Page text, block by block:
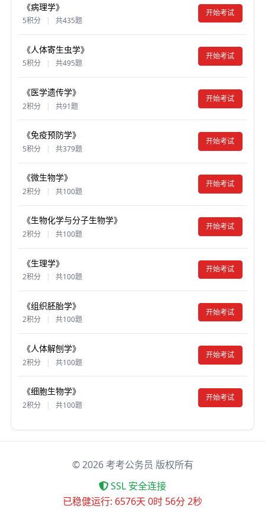
《病理学》
5积分 | 共435题
开始考试
《人体寄生虫学》
5积分 | 共495题
开始考试
《医学遗传学》
2积分 | 共91题
开始考试
《免疫预防学》
5积分 | 共379题
开始考试
《微生物学》
2积分 | 共100题
开始考试
《生物化学与分子生物学》
2积分 | 共100题
开始考试
《生理学》
2积分 | 共100题
开始考试
《组织胚胎学》
2积分 | 共100题
开始考试
《人体解刨学》
2积分 | 共100题
开始考试
《细胞生物学》
2积分 | 共100题
开始考试
©2026考考公务员 版权所有
SSL 安全连接
已稳健运行: 6576天 0时 56分 2秒